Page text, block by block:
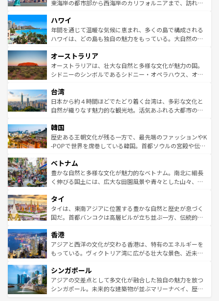
ことができる。国民の所得が高いため物価も高いが、旅行
ば市内交通費無料で観光を楽しむこともできる。 なお、新
着のスイス情報はコンテンツ一覧 を参照してほしい。
東海岸の都市部から西海岸のカリフォルニアまで、訪れる
のような巨大都市は、観光、ショッピング、エンターテイ
ンメントが詰まった刺激的なスポットだ。一方、アメリカ
西部には大自然が広がり、グランドキャニオンやイエロー
部のニューオーリンズでは、音楽と美食が融合した独特の
文化が魅力。旅行者はアメリカの各地域で異なる魅力を楽
しみながら、その多様性と豊かな歴史を感じることができ
ならではの贅沢な旅のスタイルだ。 なお、新着のアメリカ
情報はコンテンツ一覧を参照してほしい。
ハワイ
年間を通じて温暖な気候に恵まれ、多くの島で構成される
ハワイは、どの島も独自の魅力をもっている。大自然の神
ワイ島は見逃せない。また、定番の観光地といえばオアフ
島だが、静かな自然を求めるならマウイ島やカウアイ島が
おすすめ。エメラルドグリーンに輝く海をはじめ、豊かな
れるおもてなしの心で訪れる人々を迎えてくれるハワイの
人々、おいしいローカルフードやハワイアンミュージッ
ク、伝統的なフラダンスなど、すべてがハワイの魅力を彩
ワイを、存分に味わってほしい。 なお、新着のハワイ情報
はコンテンツ一覧を参照してほしい。
オーストラリア
オーストラリアは、壮大な自然と多様な文化が魅力の国。
シドニーのシンボルであるシドニー・オペラハウス、オー
リアリーフや大陸中央部にそびえるウルル（エアーズロッ
ク）、タスマニアの美しい原生林やケアンズの熱帯雨林な
ど、見どころがたくさん。また、カフェやワイン、オージ
いる。アクティビティも充実しており、サーフィンやダイ
ビング、ハイキングなど、アウトドア好きにはたまらな
い。オーストラリアの多彩な魅力を存分に味わいつくそ
参照してほしい。
台湾
日本から約４時間ほどでたどり着く台湾は、多彩な文化と
自然が織りなす魅力的な観光地。活気あふれる大都市の台
ン）、静ひつな山岳地帯である台湾東部など、都市の喧騒
と山間の静けさが共存しており、訪れる人に新しい発見と
驚きをもたらしてくれる。また、奥深い台湾の食文化も魅
容にもいいと評判のスイーツなど、バラエティ豊かな料理
が味わえる。 なお、新着の台湾情報は コンテンツ一覧を参
照してほしい。
韓国
歴史ある王朝文化が残る一方で、最先端のファッションやK
-POPで世界を席巻している韓国。首都ソウルの宮殿や伝統
き、地方に足を延ばせば四季折々の自然美を楽しむことが
できる。そして、キムチや焼肉、絶品のストリートフード
まで、さまざまな韓国料理が待っている。夜には、韓国な
リティに包まれながら、韓国の多彩な魅力を心ゆくまで味
わってみてほしい。 なお、新着の韓国情報はコンテンツ一
覧を参照してほしい。
ベトナム
豊かな自然と多様な文化が魅力的なベトナム。南北に細長
く伸びる国土には、広大な田園風景や青々とした山々、世
急速な発展と共に伝統が息づく。ハノイの古い町並みやホ
ーチミン市のフランス統治時代の建物も、独特の雰囲気を
醸し出している。また、バラエティの豊かさとおいしさで
とつ。フォーやバインミー、ベトナムコーヒーなどは、ぜ
ひ現地で味わいたい。どの地域を訪れてもあたたかい人々
が旅行者を迎えてくれるので、きっと忘れられない旅にな
参照してほしい。
タイ
タイは、東南アジアに位置する豊かな自然と歴史が息づく
国だ。首都バンコクは高層ビルが立ち並ぶ一方、伝統的な
の活気が交差している。北部ではチェンマイなどの山岳地
帯で自然と触れ合い、南部ではプーケットやクラビの美し
いビーチでリゾート気分を楽しむことができる。タイ料理
激する。気候は一年中温暖で、どの季節にも異なる楽しみ
が待っている。親しみやすいタイの人々、仏教を中心とし
た文化、そして多様な観光資源が、訪れる旅人を魅了し続
香港
アジアと西洋の文化が交わる香港は、特有のエネルギーを
もっている。ヴィクトリア湾に広がる壮大な景色、近未来
み、どこを訪れても感動するはず。観光スポットが密集し
ており、効率よく見どころを回れるのも魅力。息をのむよ
うな絶景から文化的な体験まで、香港を存分に楽しみ尽く
シンガポール
アジアの交差点として多文化が融合した独自の魅力を放つ
シンガポール。未来的な建築物が並ぶマリーナベイ、歴史